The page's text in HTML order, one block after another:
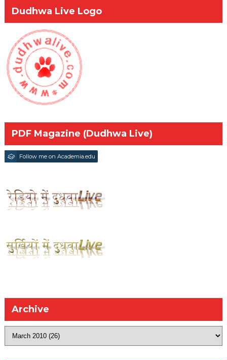
Dudhwa Live Logo
PDF Magazine (Dudhwa Live)
Follow me on Academia.edu
Archive